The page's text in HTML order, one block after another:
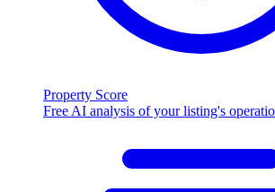
Property Score
Free AI analysis of your listing's